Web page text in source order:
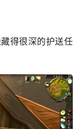
得很深的护送任